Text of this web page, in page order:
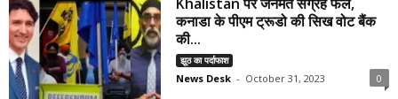
कनाडा के पीएम ट्रूडो की सिख वोट बैंक
की...
झूठ का पर्दाफाश
News Desk - October 31, 2023 0